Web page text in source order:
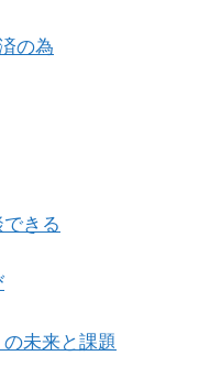
の為
きる
未来と課題